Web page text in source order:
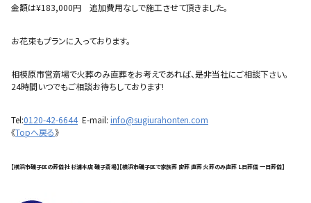
金額は¥183,000円 追加費用なしで施工させて頂きました。
お花束もプランに入っております。
相模原市営斎場で火葬のみ直葬をお考えであれば、是非当社にご相談下さい。
24時間いつでもご相談お待ちしております!
Tel:0120-42-6644 E-mail: info@sugiurahonten.com
《Topへ戻る》
【横浜市磯子区の葬儀社 杉浦本店 磯子斎場】【横浜市磯子区で家族葬 密葬 直葬 火葬のみ直葬 1日葬儀 一日葬儀】